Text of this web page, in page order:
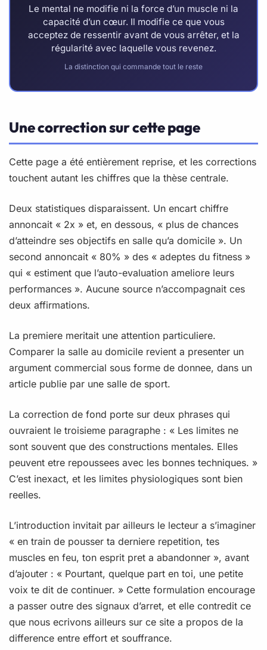
Le mental ne modifie ni la force d’un muscle ni la
capacité d’un cœur. Il modifie ce que vous
acceptez de ressentir avant de vous arrêter, et la
régularité avec laquelle vous revenez.
La distinction qui commande tout le reste
Une correction sur cette page
Cette page a été entièrement reprise, et les corrections
touchent autant les chiffres que la thèse centrale.
Deux statistiques disparaissent. Un encart chiffre
annoncait « 2x » et, en dessous, « plus de chances
d’atteindre ses objectifs en salle qu’a domicile ». Un
second annoncait « 80% » des « adeptes du fitness »
qui « estiment que l’auto-evaluation ameliore leurs
performances ». Aucune source n’accompagnait ces
deux affirmations.
La premiere meritait une attention particuliere.
Comparer la salle au domicile revient a presenter un
argument commercial sous forme de donnee, dans un
article publie par une salle de sport.
La correction de fond porte sur deux phrases qui
ouvraient le troisieme paragraphe : « Les limites ne
sont souvent que des constructions mentales. Elles
peuvent etre repoussees avec les bonnes techniques. »
C’est inexact, et les limites physiologiques sont bien
reelles.
L’introduction invitait par ailleurs le lecteur a s’imaginer
« en train de pousser ta derniere repetition, tes
muscles en feu, ton esprit pret a abandonner », avant
d’ajouter : « Pourtant, quelque part en toi, une petite
voix te dit de continuer. » Cette formulation encourage
a passer outre des signaux d’arret, et elle contredit ce
que nous ecrivons ailleurs sur ce site a propos de la
difference entre effort et souffrance.